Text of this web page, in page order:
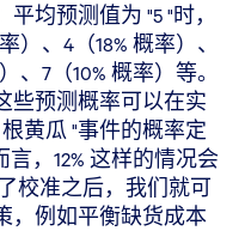
均预测值为 "5 "时，
）、4（18% 概率）、
、7（10% 概率）等。
些预测概率可以在实
黄瓜 "事件的概率定
言，12% 这样的情况会
校准之后，我们就可
，例如平衡缺货成本